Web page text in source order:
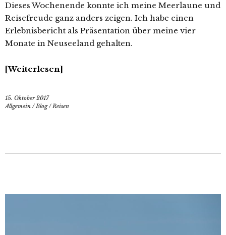
Dieses Wochenende konnte ich meine Meerlaune und
Reisefreude ganz anders zeigen. Ich habe einen
Erlebnisbericht als Präsentation über meine vier
Monate in Neuseeland gehalten.
Weiterlesen
15. Oktober 2017
Allgemein /Blog/Reisen